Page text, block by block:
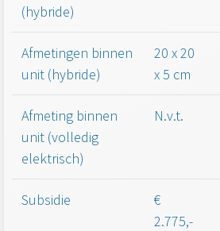
(hybride)
Afmetingen binnen
unit (hybride)
20 x 20
x 5 cm
Afmeting binnen
unit (volledig
elektrisch)
N.v.t.
Subsidie
€
2.775,-